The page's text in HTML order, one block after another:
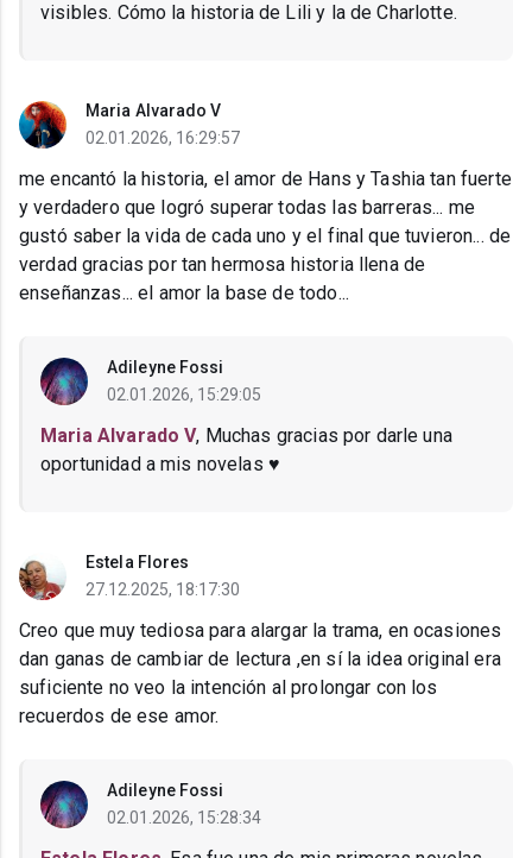
visibles. Cómo la historia de Lili y la de Charlotte.
Maria Alvarado V
02.01.2026, 16:29:57
me encantó la historia, el amor de Hans y Tashia tan fuerte
y verdadero que logró superar todas las barreras... me
gustó saber la vida de cada uno y el final que tuvieron... de
verdad gracias por tan hermosa historia llena de
enseñanzas... el amor la base de todo...
Adileyne Fossi
02.01.2026, 15:29:05
Maria Alvarado V, Muchas gracias por darle una
oportunidad a mis novelas ♥️
Estela Flores
27.12.2025, 18:17:30
Creo que muy tediosa para alargar la trama, en ocasiones
dan ganas de cambiar de lectura ,en sí la idea original era
suficiente no veo la intención al prolongar con los
recuerdos de ese amor.
Adileyne Fossi
02.01.2026, 15:28:34